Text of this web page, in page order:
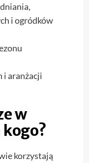
i ogródków
i aranżacji
w
korzystają